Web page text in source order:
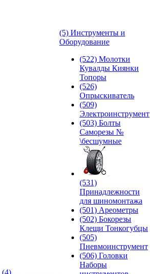
(4)
(5) Инструменты и
Оборудование
(522) Молотки
Кувалды Киянки
Топоры
(526)
Опрыскиватель
(509)
Электроинструмент
(503) Болты
Саморезы №
\бесшумные
(531)
Принадлежности
для шиномонтажа
(501) Ареометры
(502) Бокорезы
Клещи Тонкогубцы
(505)
Пневмоинструмент
(506) Головки
Наборы